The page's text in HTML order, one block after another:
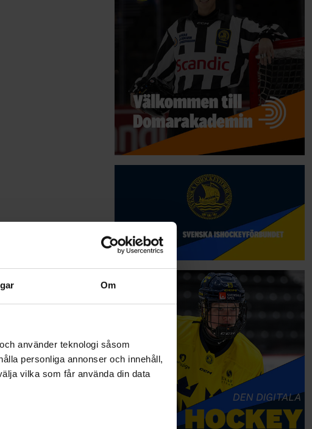
Om
använder teknologi såsom
personliga annonser och innehåll,
vilka som får använda din data